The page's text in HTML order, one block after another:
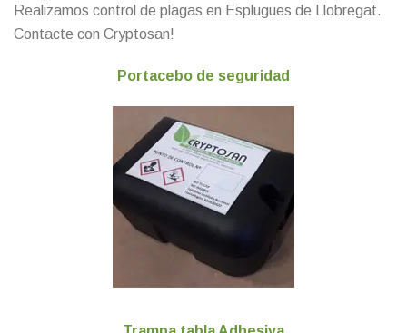
Realizamos control de plagas en Esplugues de Llobregat.
Contacte con Cryptosan!
Portacebo de seguridad